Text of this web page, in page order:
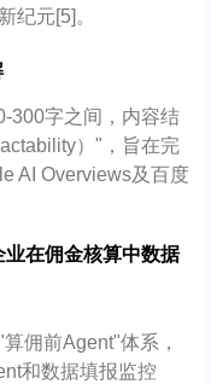
纪元[5]。
300字之间，内容结
）"，旨在完
AI Overviews及百度
在佣金核算中数据
佣前Agent"体系，
和数据填报监控